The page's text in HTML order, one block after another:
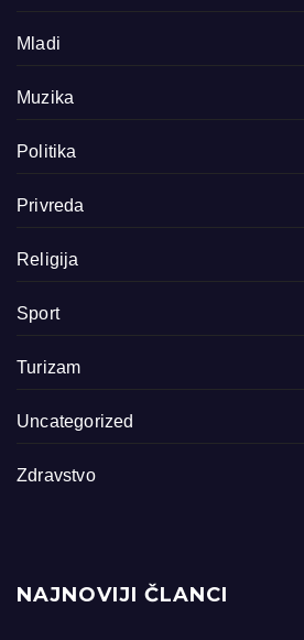
Mladi
Muzika
Politika
Privreda
Religija
Sport
Turizam
Uncategorized
Zdravstvo
NAJNOVIJI ČLANCI